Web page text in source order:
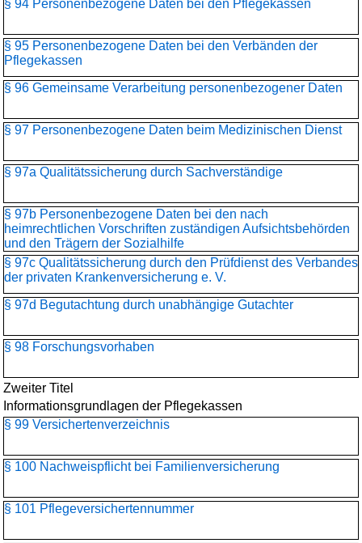
§ 94 Personenbezogene Daten bei den Pflegekassen
§ 95 Personenbezogene Daten bei den Verbänden der
Pflegekassen
§ 96 Gemeinsame Verarbeitung personenbezogener Daten
§ 97 Personenbezogene Daten beim Medizinischen Dienst
§ 97a Qualitätssicherung durch Sachverständige
§ 97b Personenbezogene Daten bei den nach
heimrechtlichen Vorschriften zuständigen Aufsichtsbehörden
und den Trägern der Sozialhilfe
§ 97c Qualitätssicherung durch den Prüfdienst des Verbandes
der privaten Krankenversicherung e. V.
§ 97d Begutachtung durch unabhängige Gutachter
§ 98 Forschungsvorhaben
Zweiter Titel
Informationsgrundlagen der Pflegekassen
§ 99 Versichertenverzeichnis
§ 100 Nachweispflicht bei Familienversicherung
§ 101 Pflegeversichertennummer